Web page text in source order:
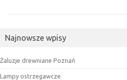
Najnowsze wpisy
Żaluzje drewniane Poznań
Lampy ostrzegawcze